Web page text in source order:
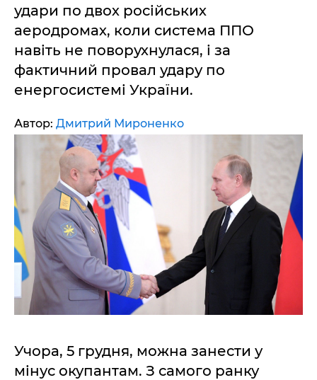
удари по двох російських
аеродромах, коли система ППО
навіть не поворухнулася, і за
фактичний провал удару по
енергосистемі України.
Автор: Дмитрий Мироненко
Учора, 5 грудня, можна занести у
мінус окупантам. З самого ранку